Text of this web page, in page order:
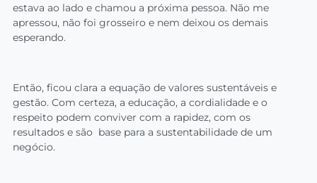
estava ao lado e chamou a próxima pessoa. Não me
apressou, não foi grosseiro e nem deixou os demais
esperando.
Então, ficou clara a equação de valores sustentáveis e
gestão. Com certeza, a educação, a cordialidade e o
respeito podem conviver com a rapidez, com os
resultados e são base para a sustentabilidade de um
negócio.